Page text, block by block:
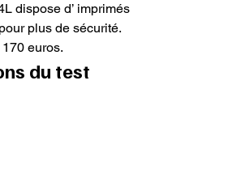
dispose d’ imprimés
plus de sécurité.
euros.
du test